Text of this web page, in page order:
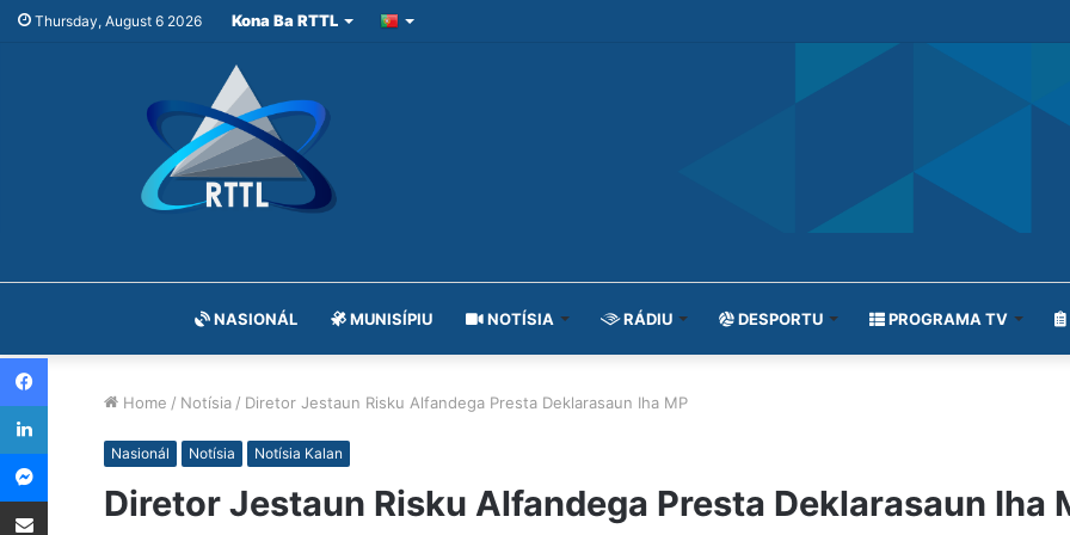
Thursday, August 6 2026 Kona Ba RTTL
NASIONÁL MUNISÍPIU NOTÍSIA RÁDIU DESPORTU PROGRAMA TV
Home / Notísia / Diretor Jestaun Risku Alfandega Presta Deklarasaun Iha MP
Nasionál Notísia Notísia Kalan
Diretor Jestaun Risku Alfandega Presta Deklarasaun Iha
Facebook
LinkedIn
Messenger